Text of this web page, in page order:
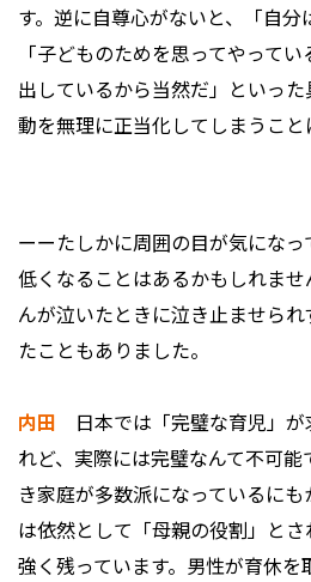
す。逆に自尊心がないと、「自分
「子どものためを思ってやって
出しているから当然だ」といっ
動を無理に正当化してしまうこと
ーーたしかに周囲の目が気にな
低くなることはあるかもしれま
んが泣いたときに泣き止ませら
たこともありました。
内田 日本では「完璧な育児」
れど、実際には完璧なんて不可
き家庭が多数派になっているに
は依然として「母親の役割」と
強く残っています。男性が育休